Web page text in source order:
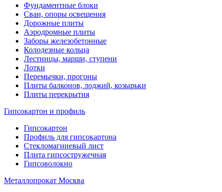
Фундаментные блоки
Сваи, опоры освещения
Дорожные плиты
Аэродромные плиты
Заборы железобетонные
Колодезные кольца
Лестницы, марши, ступени
Лотки
Перемычки, прогоны
Плиты балконов, лоджий, козырьки
Плиты перекрытия
Гипсокартон и профиль
Гипсокартон
Профиль для гипсокартона
Стекломагниевый лист
Плита гипсостружечная
Гипсоволокно
Металлопрокат Москва